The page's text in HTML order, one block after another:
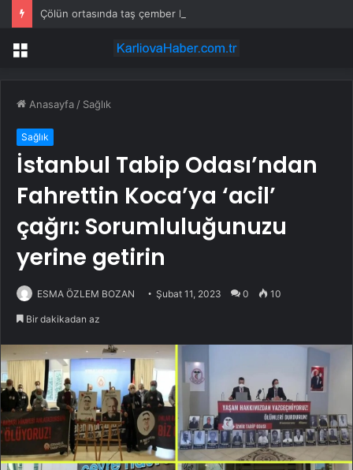
Menü
Anasayfa / Sağlık
Sağlık
İstanbul Tabip Odası’ndan
Fahrettin Koca’ya ‘acil’
çağrı: Sorumluluğunuzu
yerine getirin
ESMA ÖZLEM BOZAN Şubat 11, 2023 0 10
Bir dakikadan az